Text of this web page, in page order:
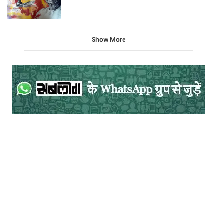
शहरों जैसे लखनऊ, आगरा, नागपुर आदि में
यद्यपि सन् 1857 ई. में कलकत्ता विश्वविद्यालय खुल
चुका था और 1918 ई. में कलकत्ता विश्वविद्यालय में
Show More